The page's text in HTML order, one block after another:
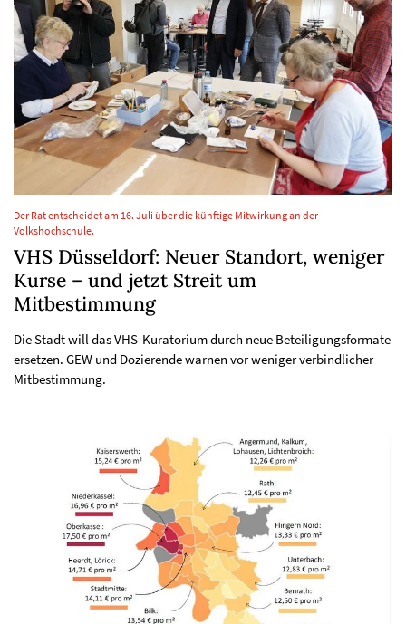
Der Rat entscheidet am 16. Juli über die künftige Mitwirkung an der
Volkshochschule.
VHS Düsseldorf: Neuer Standort, weniger
Kurse – und jetzt Streit um
Mitbestimmung
Die Stadt will das VHS-Kuratorium durch neue Beteiligungsformate
ersetzen. GEW und Dozierende warnen vor weniger verbindlicher
Mitbestimmung.